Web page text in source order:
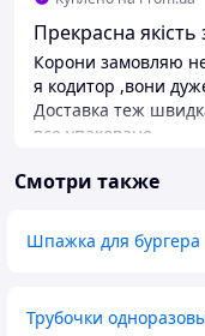
Прекрасна якість
Корони замовляю
я кодитор ,вони
Доставка теж
все упаковано.
Корона дуже гарно
Немає
Смотри также
Шпажка для бургера
Трубочки